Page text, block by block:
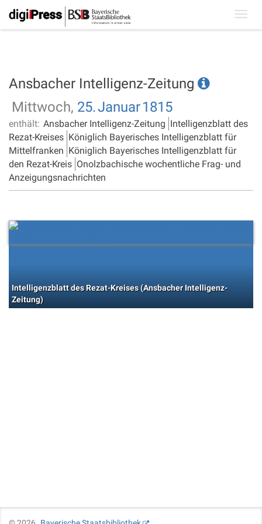
Ansbacher Intelligenz-Zeitung
Mittwoch, 25.Januar1815
enthält: Ansbacher Intelligenz-Zeitung Intelligenzblatt des
Rezat-Kreises Königlich Bayerisches Intelligenzblatt für
Mittelfranken Königlich Bayerisches Intelligenzblatt für
den Rezat-Kreis Onolzbachische wochentliche Frag- und
Anzeigungsnachrichten
Intelligenzblatt des Rezat-Kreises (Ansbacher Intelligenz-
Zeitung)